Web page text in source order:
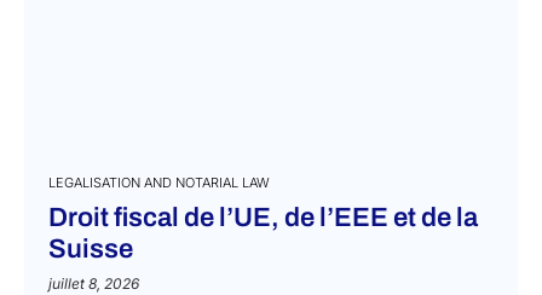
LEGALISATION AND NOTARIAL LAW
Droit fiscal de l’UE, de l’EEE et de la
Suisse
juillet 8, 2026